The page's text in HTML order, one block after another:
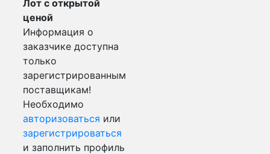
Лот с открытой
ценой
Информация о
заказчике доступна
только
зарегистрированным
поставщикам!
Необходимо
авторизоваться или
зарегистрироваться
и заполнить профиль